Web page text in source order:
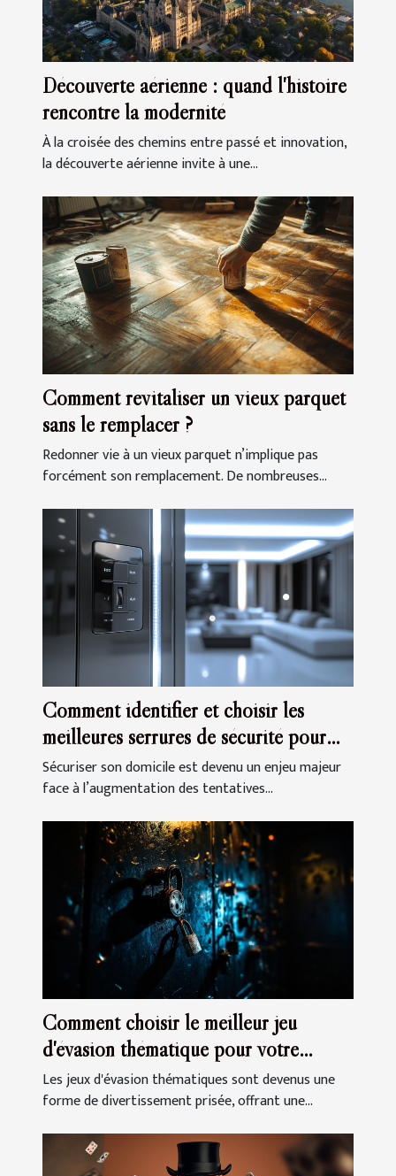
Découverte aérienne : quand l'histoire
rencontre la modernité
À la croisée des chemins entre passé et innovation,
la découverte aérienne invite à une...
Comment revitaliser un vieux parquet
sans le remplacer ?
Redonner vie à un vieux parquet n’implique pas
forcément son remplacement. De nombreuses...
Comment identifier et choisir les
meilleures serrures de sécurité pour
votre domicile
Sécuriser son domicile est devenu un enjeu majeur
face à l’augmentation des tentatives...
Comment choisir le meilleur jeu
d'évasion thématique pour votre
prochaine sortie
Les jeux d'évasion thématiques sont devenus une
forme de divertissement prisée, offrant une...